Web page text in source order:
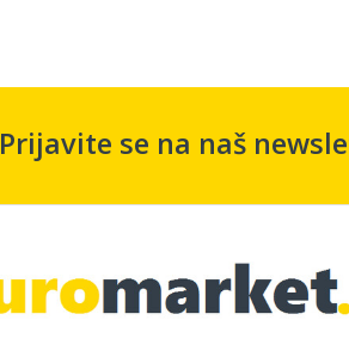
Prijavite se na naš